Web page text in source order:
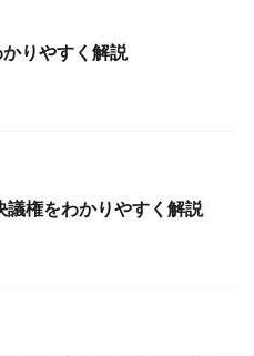
りやすく解説
議権をわかりやすく解説